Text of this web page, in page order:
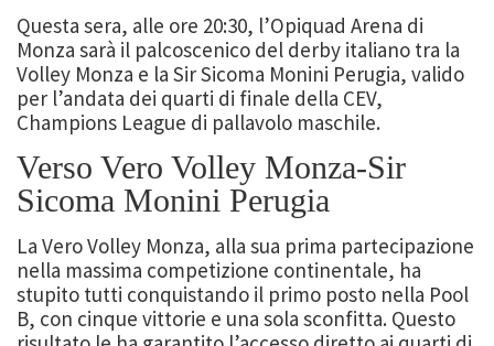
Questa sera, alle ore 20:30, l’Opiquad Arena di
Monza sarà il palcoscenico del derby italiano tra la
Volley Monza e la Sir Sicoma Monini Perugia, valido
per l’andata dei quarti di finale della CEV,
Champions League di pallavolo maschile. ​
Verso Vero Volley Monza-Sir
Sicoma Monini Perugia
La Vero Volley Monza, alla sua prima partecipazione
nella massima competizione continentale, ha
stupito tutti conquistando il primo posto nella Pool
B, con cinque vittorie e una sola sconfitta. Questo